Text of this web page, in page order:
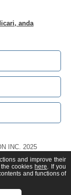
anda
INC. 2025
and improve their
cookies here. If you
and functions of